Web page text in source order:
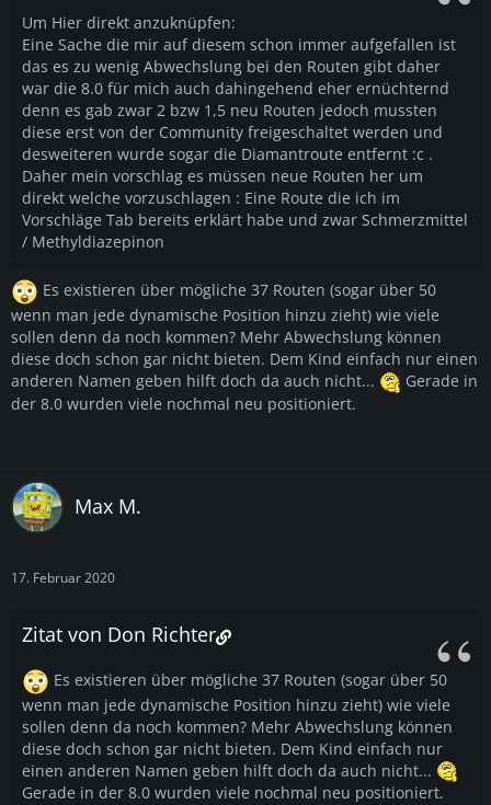
Um Hier direkt anzuknüpfen:
Eine Sache die mir auf diesem schon immer aufgefallen ist
das es zu wenig Abwechslung bei den Routen gibt daher
war die 8.0 für mich auch dahingehend eher ernüchternd
denn es gab zwar 2 bzw 1,5 neu Routen jedoch mussten
diese erst von der Community freigeschaltet werden und
desweiteren wurde sogar die Diamantroute entfernt :c .
Daher mein vorschlag es müssen neue Routen her um
direkt welche vorzuschlagen : Eine Route die ich im
Vorschläge Tab bereits erklärt habe und zwar Schmerzmittel
/ Methyldiazepinon
Es existieren über mögliche 37 Routen (sogar über 50
wenn man jede dynamische Position hinzu zieht) wie viele
sollen denn da noch kommen? Mehr Abwechslung können
diese doch schon gar nicht bieten. Dem Kind einfach nur einen
anderen Namen geben hilft doch da auch nicht...
Gerade in
der 8.0 wurden viele nochmal neu positioniert.
Max M.
17. Februar 2020
Zitat von Don Richter
Es existieren über mögliche 37 Routen (sogar über 50
wenn man jede dynamische Position hinzu zieht) wie viele
sollen denn da noch kommen? Mehr Abwechslung können
diese doch schon gar nicht bieten. Dem Kind einfach nur
einen anderen Namen geben hilft doch da auch nicht...
Gerade in der 8.0 wurden viele nochmal neu positioniert.